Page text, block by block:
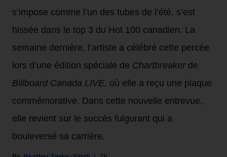
s’impose comme l’un des tubes de l’été, s’est
hissée dans le top 3 du Hot 100 canadien. La
semaine dernière, l’artiste a célébré cette percée
lors d’une édition spéciale de Chartbreaker de
Billboard Canada LIVE, où elle a reçu une plaque
commémorative. Dans cette nouvelle entrevue,
elle revient sur le succès fulgurant qui a
bouleversé sa carrière.
Heather Taylor-Singh 7h